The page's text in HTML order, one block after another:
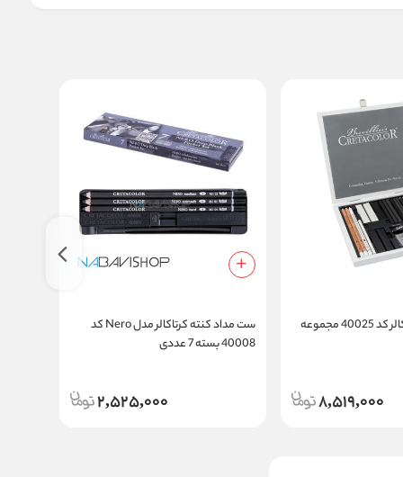
ست طراحی کرتاکالر کد 40025 مجموعه
8,519,000
ست مداد کنته کرتاکالر مدل Nero کد
40008 بسته 7 عددی
2,525,000